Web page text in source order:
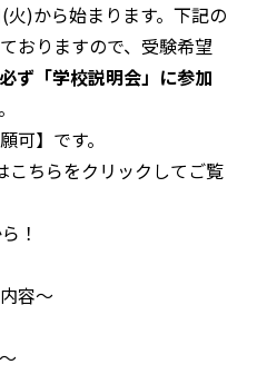
)から始まります。下記の
おりますので、受験希望
必ず「学校説明会」に参加
可】です。
こちらをクリックしてご覧
！
容～